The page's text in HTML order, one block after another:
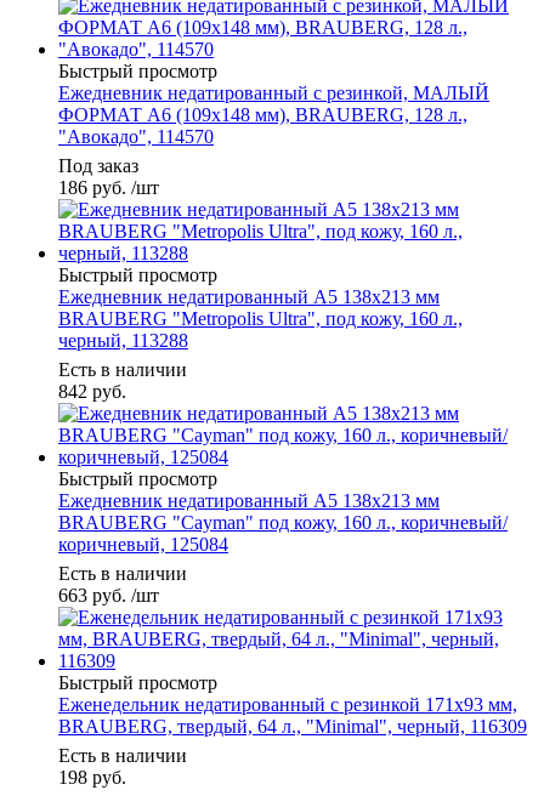
Быстрый просмотр
Ежедневник недатированный с резинкой, МАЛЫЙ
ФОРМАТ А6 (109х148 мм), BRAUBERG, 128 л.,
"Авокадо", 114570
Под заказ
186 руб. /шт
Быстрый просмотр
Ежедневник недатированный А5 138х213 мм
BRAUBERG "Metropolis Ultra", под кожу, 160 л.,
черный, 113288
Есть в наличии
842 руб.
Быстрый просмотр
Ежедневник недатированный А5 138х213 мм
BRAUBERG "Cayman" под кожу, 160 л., коричневый/
коричневый, 125084
Есть в наличии
663 руб. /шт
Быстрый просмотр
Еженедельник недатированный с резинкой 171х93 мм,
BRAUBERG, твердый, 64 л., "Minimal", черный, 116309
Есть в наличии
198 руб.